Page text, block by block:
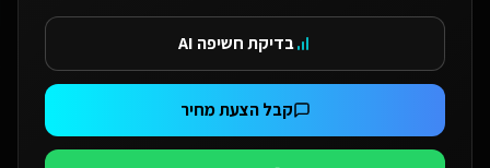
בדיקת חשיפה AI
קבל הצעת מחיר